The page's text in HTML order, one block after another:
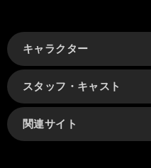
キャラクター
スタッフ・キャスト
関連サイト